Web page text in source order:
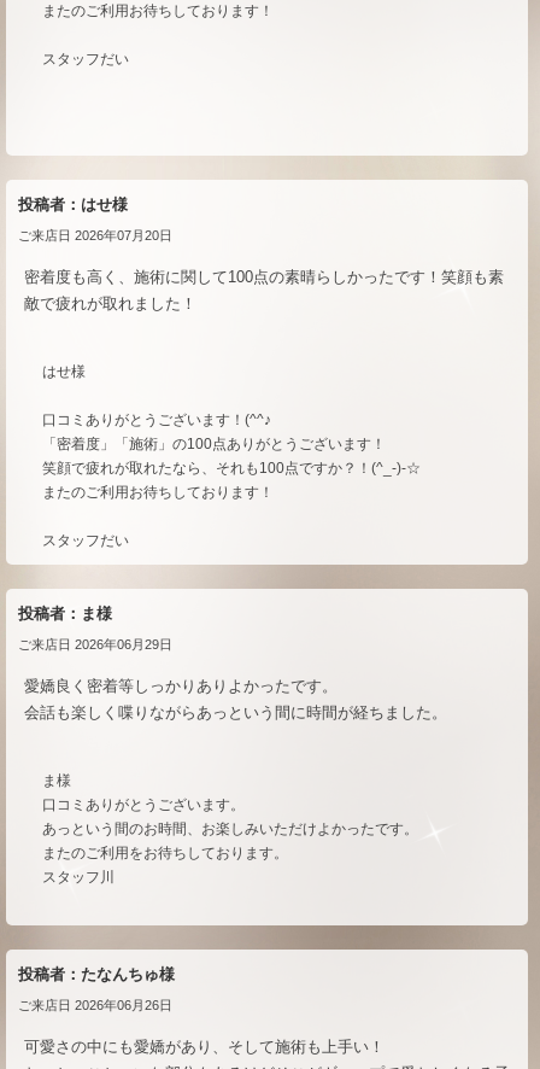
またのご利用お待ちしております！
スタッフだい
投稿者：はせ様
ご来店日 2026年07月20日
密着度も高く、施術に関して100点の素晴らしかったです！笑顔も素
敵で疲れが取れました！
はせ様
口コミありがとうございます！(^^♪
「密着度」「施術」の100点ありがとうございます！
笑顔で疲れが取れたなら、それも100点ですか？！(^_-)-☆
またのご利用お待ちしております！
スタッフだい
投稿者：ま様
ご来店日 2026年06月29日
愛嬌良く密着等しっかりありよかったです。
会話も楽しく喋りながらあっという間に時間が経ちました。
ま様
口コミありがとうございます。
あっという間のお時間、お楽しみいただけよかったです。
またのご利用をお待ちしております。
スタッフ川
投稿者：たなんちゅ様
ご来店日 2026年06月26日
可愛さの中にも愛嬌があり、そして施術も上手い！